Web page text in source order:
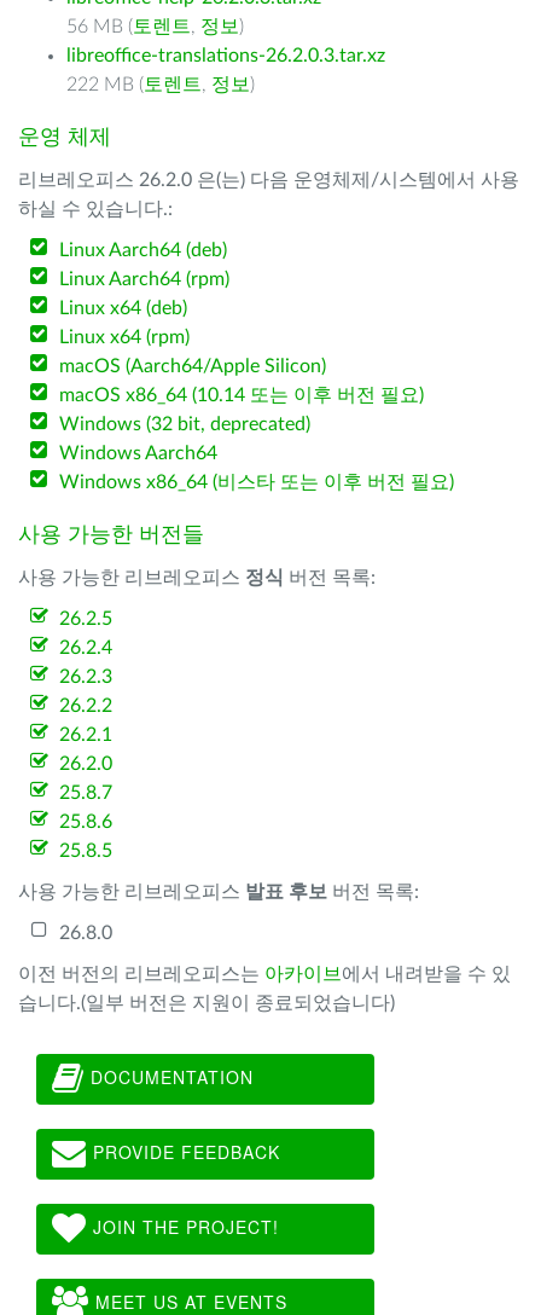
56 MB ( 토렌트, 정보 )
libreoffice-translations-26.2.0.3.tar.xz
222 MB ( 토렌트, 정보 )
운영 체제
리브레오피스 26.2.0 은(는) 다음 운영체제/시스템에서 사용
하실 수 있습니다.:
Linux Aarch64 (deb)
Linux Aarch64 (rpm)
Linux x64 (deb)
Linux x64 (rpm)
macOS (Aarch64/Apple Silicon)
macOS x86_64 (10.14 또는 이후 버전 필요)
Windows (32 bit, deprecated)
Windows Aarch64
Windows x86_64 (비스타 또는 이후 버전 필요)
사용 가능한 버전들
사용 가능한 리브레오피스 정식 버전 목록:
26.2.5
26.2.4
26.2.3
26.2.2
26.2.1
26.2.0
25.8.7
25.8.6
25.8.5
사용 가능한 리브레오피스 발표 후보 버전 목록:
26.8.0
이전 버전의 리브레오피스는 아카이브 에서 내려받을 수 있
습니다.(일부 버전은 지원이 종료되었습니다)
DOCUMENTATION
PROVIDE FEEDBACK
JOIN THE PROJECT!
MEET US AT EVENTS